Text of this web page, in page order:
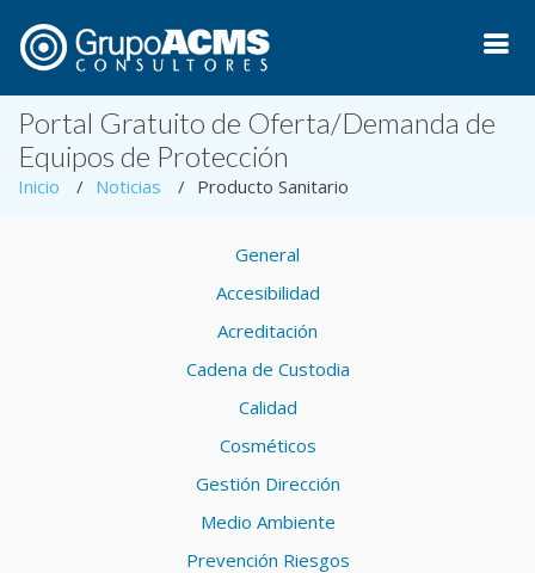
Portal Gratuito de Oferta/Demanda de
Equipos de Protección
Inicio Noticias Producto Sanitario
General
Accesibilidad
Acreditación
Cadena de Custodia
Calidad
Cosméticos
Gestión Dirección
Medio Ambiente
Prevención Riesgos